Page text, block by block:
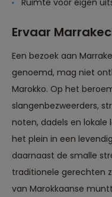
Ervaar
Een bezoek aan
genoemd, mag niet
Marokko. Op het
slangenbezweerders,
noten, dadels en lokale
het plein in een
daarnaast de smalle
traditionele gerechten
van Marokkaanse
Reizen met